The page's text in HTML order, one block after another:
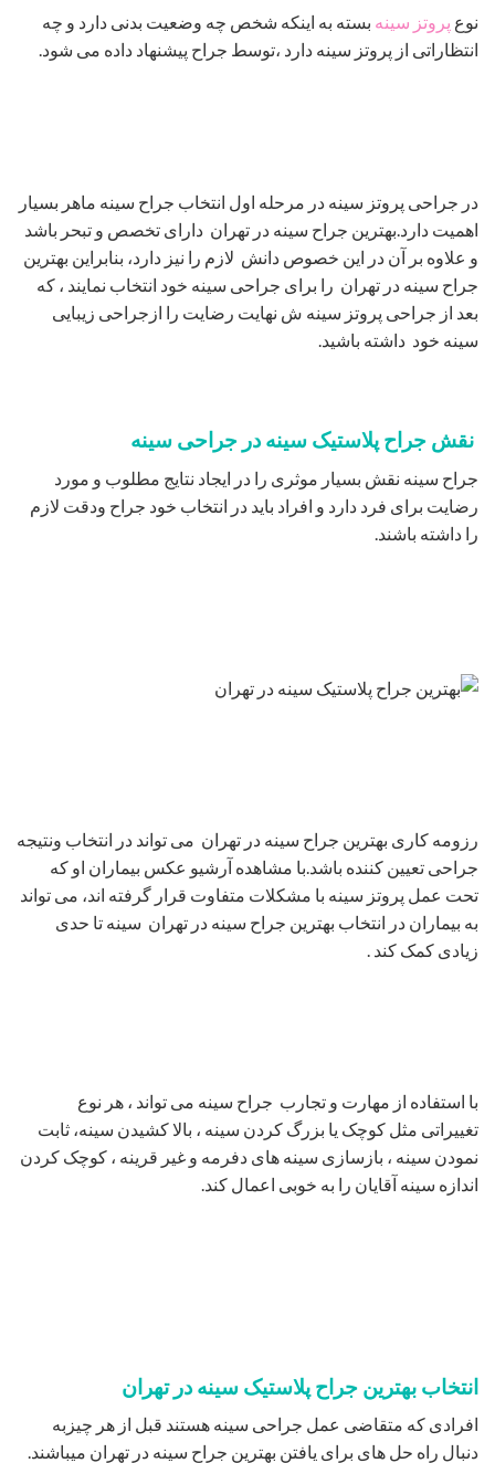
نوع پروتز سینه بسته به اینکه شخص چه وضعیت بدنی دارد و چه
انتظاراتی از پروتز سینه دارد ،توسط جراح پیشنهاد داده می شود.
در جراحی پروتز سینه در مرحله اول انتخاب جراح سینه ماهر بسیار
اهمیت دارد.بهترین جراح سینه در تهران دارای تخصص و تبحر باشد
و علاوه بر آن در این خصوص دانش لازم را نیز دارد، بنابراین بهترین
جراح سینه در تهران را برای جراحی سینه خود انتخاب نمایند ، که
بعد از جراحی پروتز سینه ش نهایت رضایت را ازجراحی زیبایی
سینه خود داشته باشید.
نقش جراح پلاستیک سینه در جراحی سینه
جراح سینه نقش بسیار موثری را در ایجاد نتایج مطلوب و مورد
رضایت برای فرد دارد و افراد باید در انتخاب خود جراح ودقت لازم
را داشته باشند.
رزومه کاری بهترین جراح سینه در تهران می تواند در انتخاب ونتیجه
جراحی تعیین کننده باشد.با مشاهده آرشیو عکس بیماران او که
تحت عمل پروتز سینه با مشکلات متفاوت قرار گرفته اند، می تواند
به بیماران در انتخاب بهترین جراح سینه در تهران سینه تا حدی
زیادی کمک کند .
با استفاده از مهارت و تجارب جراح سینه می تواند ، هر نوع
تغییراتی مثل کوچک یا بزرگ کردن سینه ، بالا کشیدن سینه، ثابت
نمودن سینه ، بازسازی سینه های دفرمه و غیر قرینه ، کوچک کردن
اندازه سینه آقایان را به خوبی اعمال کند.
انتخاب بهترین جراح پلاستیک سینه در تهران
افرادی که متقاضی عمل جراحی سینه هستند قبل از هر چیزبه
دنبال راه حل های برای یافتن بهترین جراح سینه در تهران میباشند.